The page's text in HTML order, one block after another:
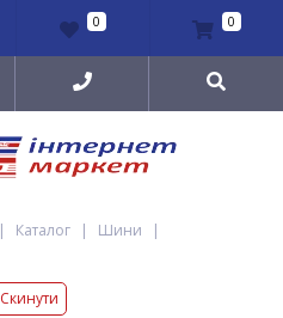
0 0
| Каталог | Шини
|
Скинути